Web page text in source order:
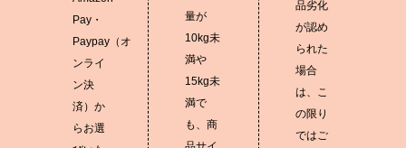
Pay・
Paypay（オ
ンライ
ン決
済）か
らお選
量が
10kg未
満や
15kg未
満で
も、商
品劣化
が認め
られた
場合
は、こ
の限り
ではご